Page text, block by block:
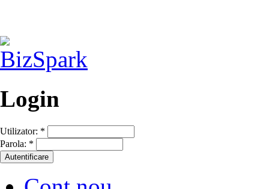
Login
Utilizator: *
Parola: *